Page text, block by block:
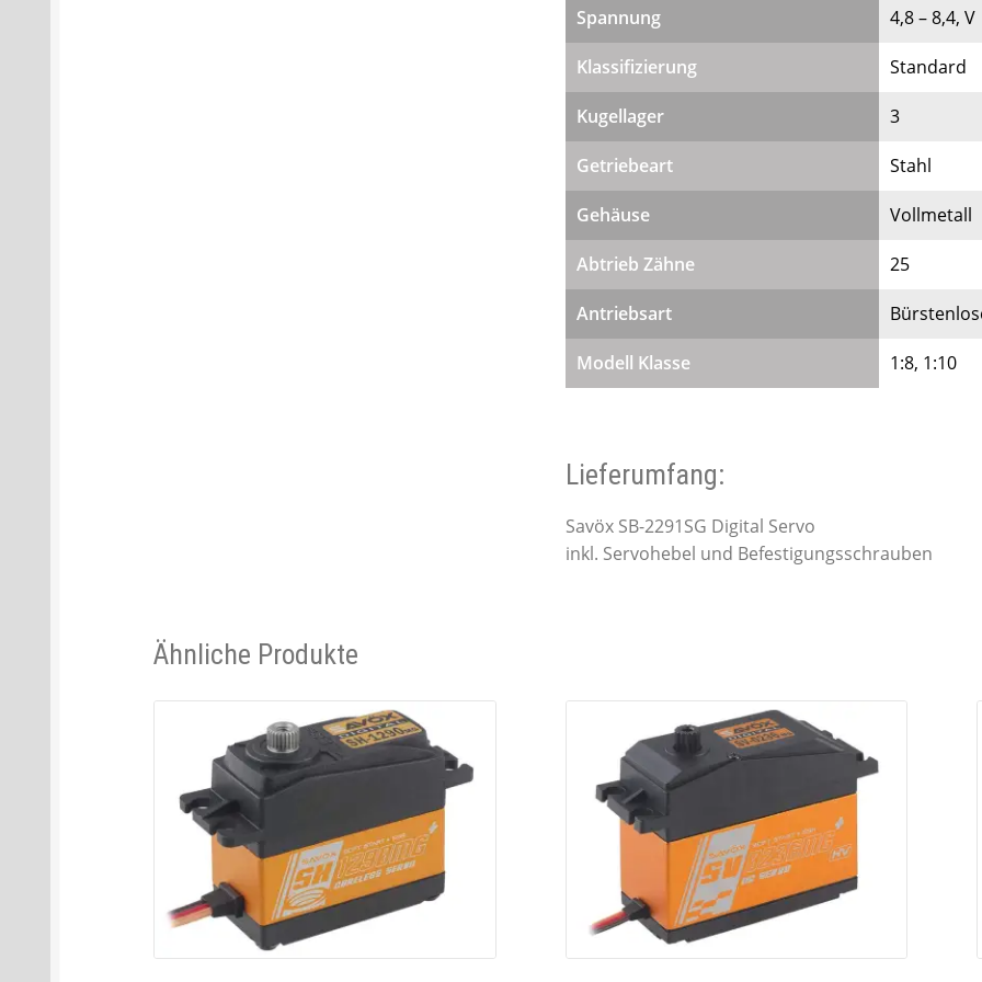
Spannung 4,8 – 8,4, V
Klassifizierung Standard
Kugellager 3
Getriebeart Stahl
Gehäuse Vollmetall
Abtrieb Zähne 25
Antriebsart
Modell Klasse 1:8, 1:10
Lieferumfang:
Savöx SB-2291SG Digital Servo
inkl. Servohebel und Befestigungsschrauben
Ähnliche Produkte